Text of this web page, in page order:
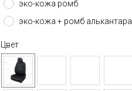
эко-кожа ромб
эко-кожа + ромб алькантара
Цвет